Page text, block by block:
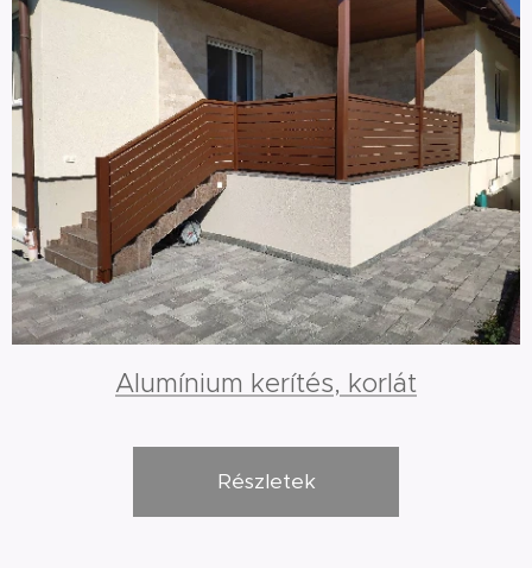
Alumínium kerítés, korlát
Részletek